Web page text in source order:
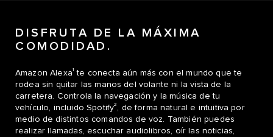
DISFRUTA DE LA MÁXIMA
COMODIDAD.
Amazon Alexa1 te conecta aún más con el mundo que te
rodea sin quitar las manos del volante ni la vista de la
carretera. Controla la navegación y la música de tu
vehículo, incluido Spotify2
, de forma natural e intuitiva por
medio de distintos comandos de voz. También puedes
realizar llamadas, escuchar audiolibros, oír las noticias,